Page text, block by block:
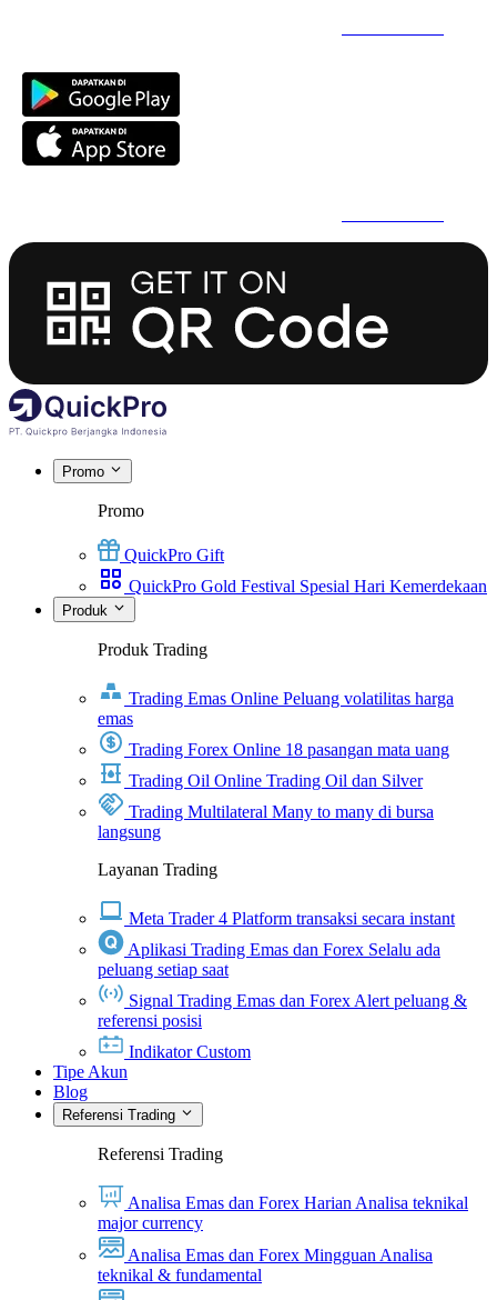
Promo
Promo
QuickPro Gift
QuickPro Gold Festival Spesial Hari Kemerdekaan
Produk
Produk Trading
Trading Emas Online Peluang volatilitas harga
emas
Trading Forex Online 18 pasangan mata uang
Trading Oil Online Trading Oil dan Silver
Trading Multilateral Many to many di bursa
langsung
Layanan Trading
Meta Trader 4 Platform transaksi secara instant
Aplikasi Trading Emas dan Forex Selalu ada
peluang setiap saat
Signal Trading Emas dan Forex Alert peluang &
referensi posisi
Indikator Custom
Tipe Akun
Blog
Referensi Trading
Referensi Trading
Analisa Emas dan Forex Harian Analisa teknikal
major currency
Analisa Emas dan Forex Mingguan Analisa
teknikal & fundamental